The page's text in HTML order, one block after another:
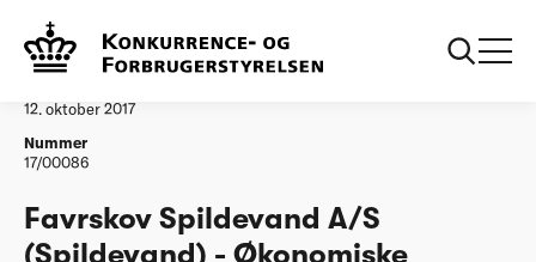
Vandtilsyn
12. oktober 2017
Nummer
17/00086
Favrskov Spildevand A/S
(Spildevand) - Økonomiske